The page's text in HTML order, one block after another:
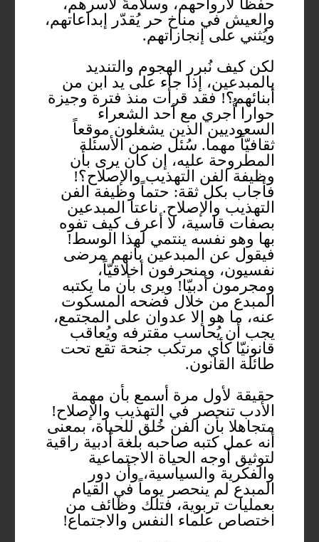
حفظاً لأرواحهم، وسلامةً لأسرهم،
والعيش في مناخ حر يُقدّر إبداعاتهم،
ويُثني على إنجازاتهم.
لكن كيف نُبرر الهجوم والتنديد
بالمبدعين، إذا جاء على يد ابن من
أبنائهم؟! فقد قرأت منذ فترة وجيزة
حوارا أُجري مع أحد الشعراء
السعوديين الذين يشغلون موقعاً
ثقافيّاً مهما. سُئل ضمن الأسئلة
المطروحة عليه، إن كان يرى بأن
وظيفة الفن التهذيب والإصلاح؟!
فأجاب بكل ثقة: حتماً وظيفة الفن
التهذيب والإصلاح. ناعتا المبدعين
بصفات قاسية، لا أعرف كيف تفوه
بها وهو نفسه ينتمي لهذا الوسط!
فيقول عن المبدعين بأنهم مرضى
نفسيون، ومنحرفون أخلاقيّاً،
ومجرمون أدبيّا! ويرى بأن ما يكتبه
المبدع من خلال فضحه المسكوت
عنه، ما هو إلا عدوان على المجتمع،
يجب أن يُحاسب مقترفه ويُعاقب
قانونيّا كأي مرتكب جنحة تقع تحت
طائلة القانون.
حقيقة لأول مرة أسمع بأن مهمة
الأدب تنحصر في التهذيب والإصلاح!
متجاهلا بأن الفن خُلق للحياة، بمعنى
أنه عمل كتبه صاحبه بلغة أدبية راقية
لتوثيق أوجه الحياة الاجتماعية
والفكرية والسياسية، وأن دور
المبدع لم ينحصر يوماً في القيام
بعمليات تربوية، فتلك وظائف من
اختصاص علماء النفس والاجتماع!